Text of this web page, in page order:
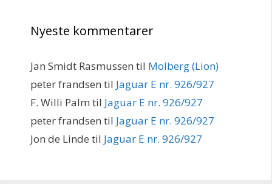
Nyeste kommentarer
Jan Smidt Rasmussen til Molberg (Lion)
peter frandsen til Jaguar E nr. 926/927
F. Willi Palm til Jaguar E nr. 926/927
peter frandsen til Jaguar E nr. 926/927
Jon de Linde til Jaguar E nr. 926/927